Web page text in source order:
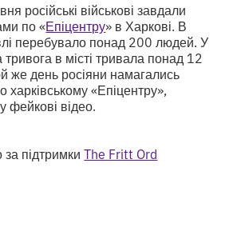
російські військові завдали
по «Епіцентру» в Харкові. В
перебувало понад 200 людей. У
тривога в місті тривала понад 12
же день росіяни намагались
харківському «Епіцентру»,
фейкові відео.
за підтримкиThe Fritt Ord